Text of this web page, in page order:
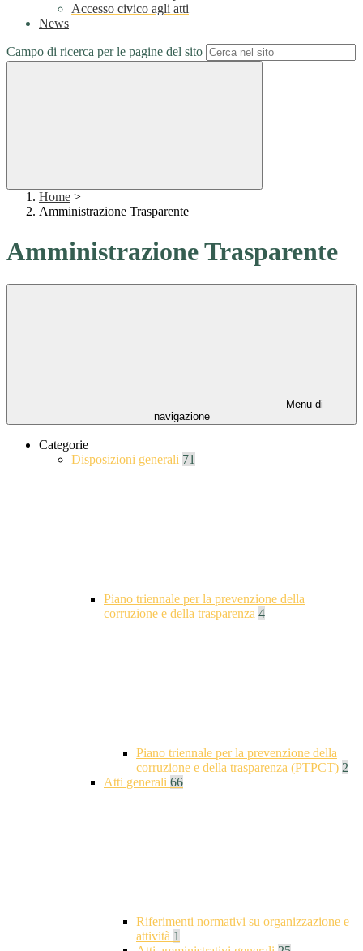
Accesso civico agli atti
News
Campo di ricerca per le pagine del sito
Home >
Amministrazione Trasparente
Amministrazione Trasparente
Menu di
navigazione
Categorie
Disposizioni generali 71
Piano triennale per la prevenzione della
corruzione e della trasparenza 4
Piano triennale per la prevenzione della
corruzione e della trasparenza (PTPCT) 2
Atti generali 66
Riferimenti normativi su organizzazione e
attività 1